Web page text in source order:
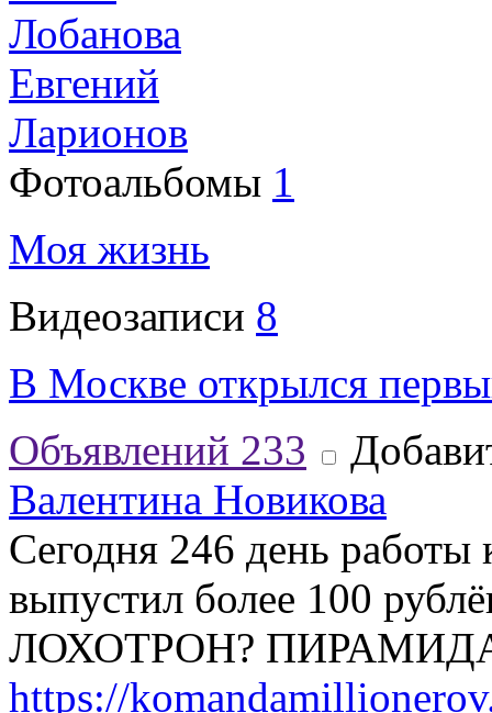
Лобанова
Евгений
Ларионов
Фотоальбомы 1
Моя жизнь
Видеозаписи 8
В Москве открылся
Объявлений 233
Валентина Новикова
Сегодня 246 день работы
выпустил более 100
ЛОХОТРОН? ПИРАМИДА?
https://